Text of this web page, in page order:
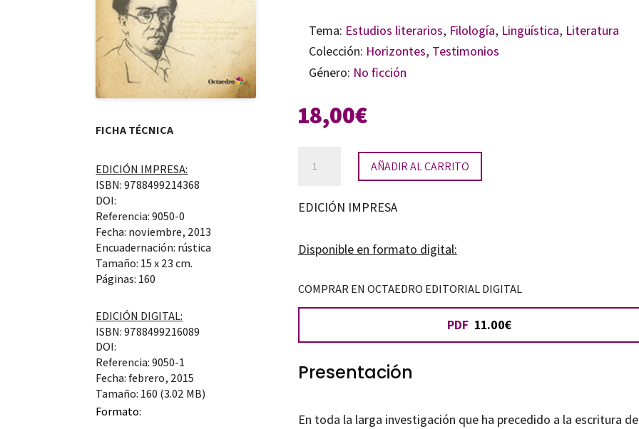
FICHA TÉCNICA
EDICIÓN IMPRESA:
ISBN: 9788499214368
DOI:
Referencia: 9050-0
Fecha: noviembre, 2013
Encuadernación: rústica
Tamaño: 15 x 23 cm.
Páginas: 160
EDICIÓN DIGITAL:
ISBN: 9788499216089
DOI:
Referencia: 9050-1
Fecha: febrero, 2015
Tamaño: 160 (3.02 MB)
Formato:
Tema: Estudios literarios, Filología, Lingüística, Literatura
Colección: Horizontes, Testimonios
Género: No ficción
18,00€
el
peregrinar
la
mar
AÑADIR AL CARRITO
EDICIÓN IMPRESA
Disponible en formato digital:
COMPRAR EN OCTAEDRO EDITORIAL DIGITAL
PDF 11.00€
Presentación
En toda la larga investigación que ha precedido a la escritura de